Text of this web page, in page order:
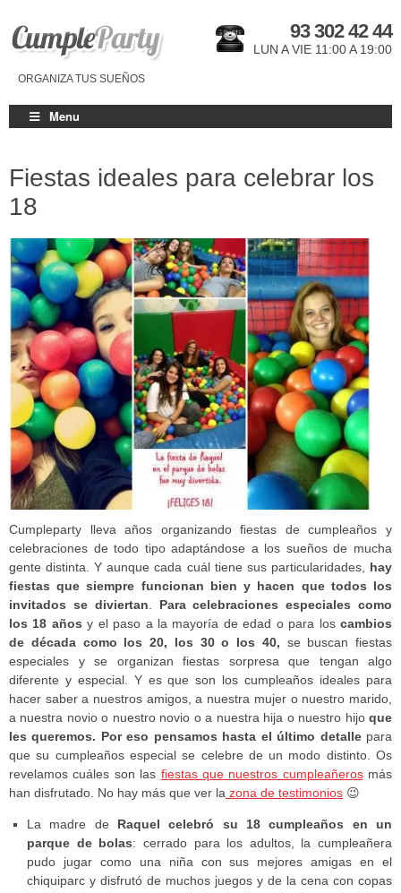
ORGANIZA TUS SUEÑOS
93 302 42 44
LUN A VIE 11:00 A 19:00
Menu
Fiestas ideales para celebrar los
18
Cumpleparty lleva años organizando fiestas de cumpleaños y
celebraciones de todo tipo adaptándose a los sueños de mucha
gente distinta. Y aunque cada cuál tiene sus particularidades, hay
fiestas que siempre funcionan bien y hacen que todos los
invitados se diviertan
Para celebraciones especiales como
los 18 años y el paso a la mayoría de edad o para loscambios
de década como los 20, los 30 o los 40, se buscan fiestas
especiales y se organizan fiestas sorpresa que tengan algo
diferente y especial. Y es que son los cumpleaños ideales para
hacer saber a nuestros amigos, a nuestra mujer o nuestro marido,
a nuestra novio o nuestro novio o a nuestra hija o nuestro hijo que
les queremos. Por eso pensamos hasta el último detallepara
que su cumpleaños especial se celebre de un modo distinto. Os
revelamos cuáles son las fiestas que nuestros cumpleañerosmás
han disfrutado. No hay más que ver la zona de testimonios 😉
La madre de Raquel celebró su 18 cumpleaños en un
parque de bolas: cerrado para los adultos, la cumpleañera
pudo jugar como una niña con sus mejores amigas en el
chiquiparc y disfrutó de muchos juegos y de la cena con copas